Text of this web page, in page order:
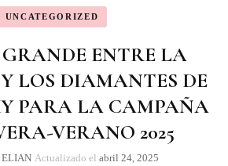
UNCATEGORIZED
ENTRE LA
LOS DIAMANTES DE
PARA LA CAMPAÑA
VERANO 2025
Actualizado el abril 24, 2025